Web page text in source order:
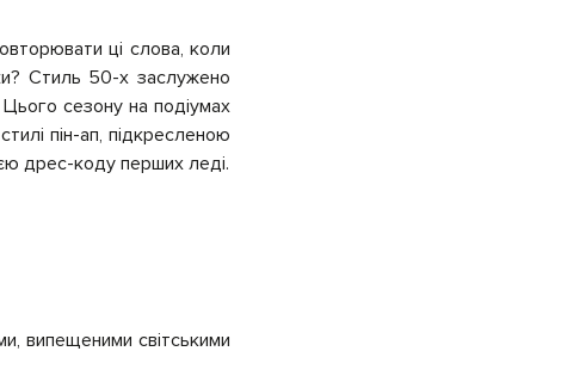
ці слова, коли
Стиль 50-х заслужено
Цього сезону на подіумах
пін-ап, підкресленою
дрес-коду перших леді.
випещеними світськими